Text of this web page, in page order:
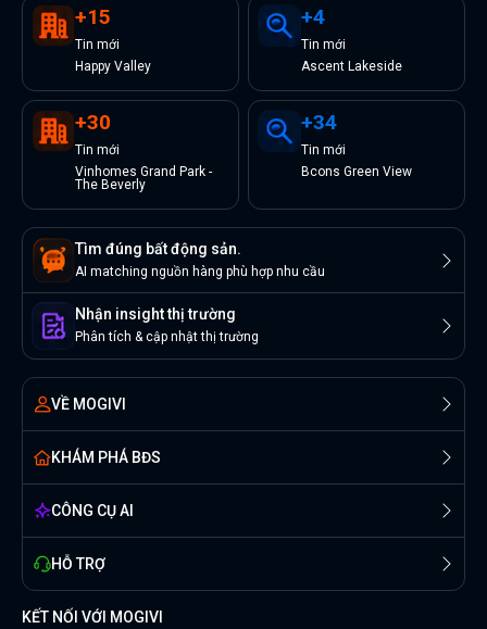
+15
Tin mới
Happy Valley
+4
Tin mới
Ascent Lakeside
+30
Tin mới
Vinhomes Grand Park -
The Beverly
+34
Tin mới
Bcons Green View
Tìm đúng bất động sản.
AI matching nguồn hàng phù hợp nhu cầu
Nhận insight thị trường
Phân tích & cập nhật thị trường
VỀ MOGIVI
KHÁM PHÁ BĐS
CÔNG CỤ AI
HỖ TRỢ
KẾT NỐI VỚI MOGIVI